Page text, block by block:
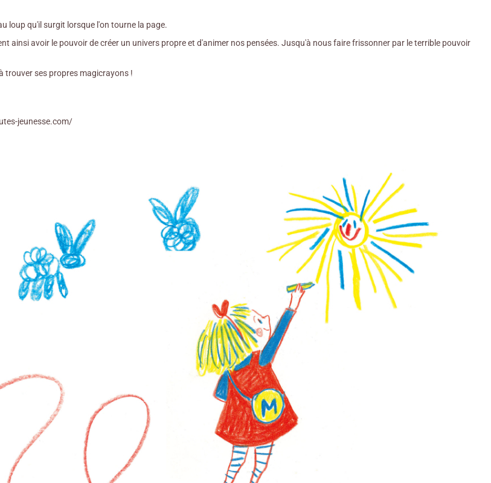
loup qu'il surgit lorsque l'on tourne la page.
ainsi avoir le pouvoir de créer un univers propre et d'animer nos pensées. Jusqu'à nous faire frissonner par le terrible pouvoir
trouver ses propres magicrayons !
jeunesse.com/